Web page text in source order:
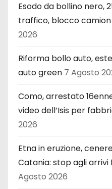
Esodo da bollino nero,
traffico, blocco
2026
Riforma bollo auto,
auto green 7 Agosto
Como, arrestato
video dell’Isis per
2026
Etna in eruzione,
Catania: stop agli arrivi
Agosto 2026